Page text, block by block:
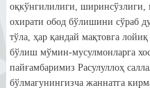
оқкўнгилилиги, ширинсўзлиги,
охирати обод бўлишини сўраб
тўла, ҳар қандай мақтовга
бўлиш мўмин-мусулмонларга
пайғамбаримиз Расулуллоҳ
бўлмагунингизча жаннатга